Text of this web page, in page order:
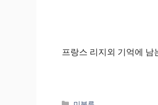
프랑스 리지외 기억에
카